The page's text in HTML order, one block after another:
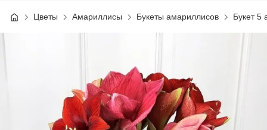
Цветы Амариллисы Букеты амариллисов Букет 5